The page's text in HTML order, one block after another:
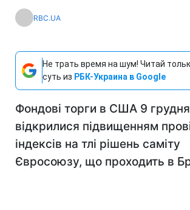
RBC.UA
Не трать время на шум! Читай
суть из РБК-Украина в Google
Фондові торги в США 9 грудня
відкрилися підвищенням
індексів на тлі рішень саміту
Євросоюзу, що проходить в